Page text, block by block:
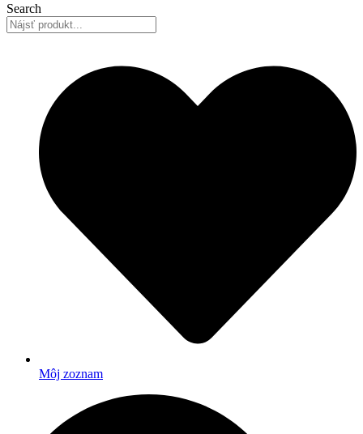
Search
Môj zoznam